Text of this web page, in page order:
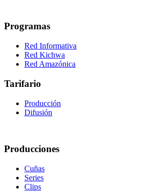
Programas
Red Informativa
Red Kichwa
Red Amazónica
Tarifario
Producción
Difusión
Producciones
Cuñas
Series
Clips